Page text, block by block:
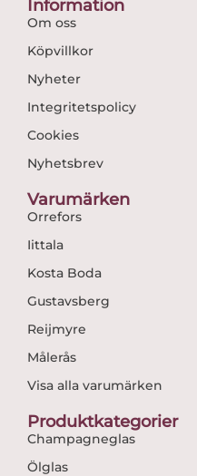
Information
Om oss
Köpvillkor
Nyheter
Integritetspolicy
Cookies
Nyhetsbrev
Varumärken
Orrefors
Iittala
Kosta Boda
Gustavsberg
Reijmyre
Målerås
Visa alla varumärken
Produktkategorier
Champagneglas
Ölglas